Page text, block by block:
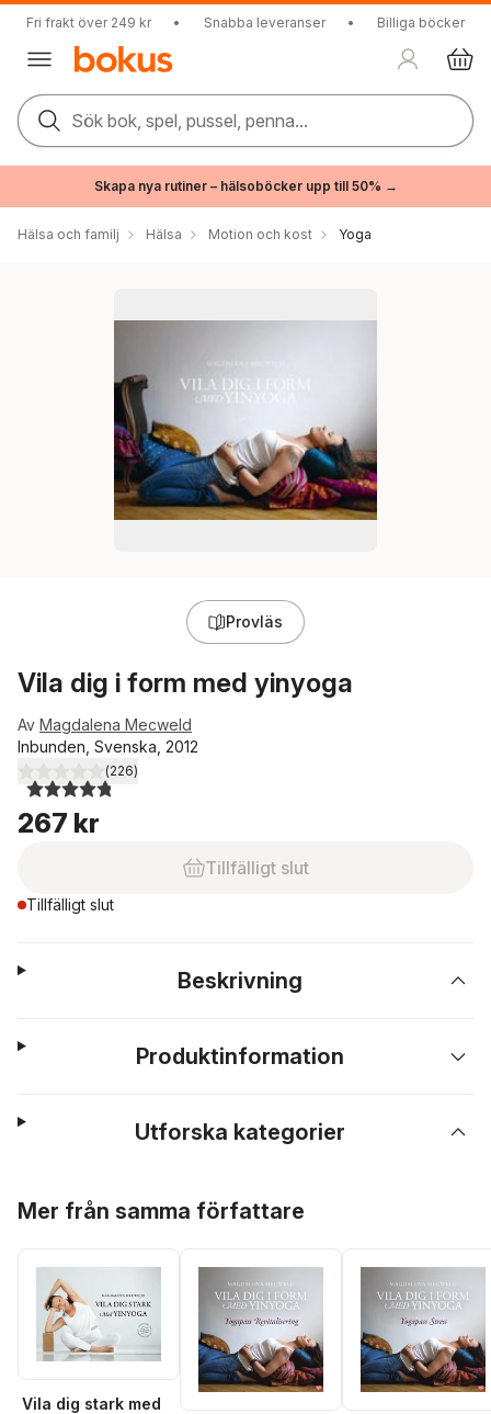
Fri frakt över 249 kr • Snabba leveranser • Billiga böcker
Sök bok, spel, pussel, penna...
Skapa nya rutiner – hälsoböcker upp till 50% →
Hälsa och familj Hälsa Motion och kost Yoga
Provläs
Vila dig i form med yinyoga
Av Magdalena Mecweld
Inbunden, Svenska, 2012
4,8utav 5 stjärnor. Totalt antal röster:
(226)
267 kr
Tillfälligt slut
Tillfälligt slut
Beskrivning
Produktinformation
Utforska kategorier
Mer från samma författare
Vila dig stark med